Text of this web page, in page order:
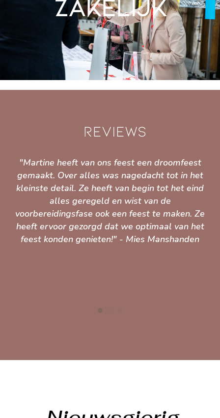
Zakelijk
Reviews
"Martine heeft van ons feest een droomfeest
gemaakt. Over alles was nagedacht tot in het
kleinste detail. Ze heeft van begin tot het eind
alles geregeld en wist van de
voorbereidingsfase ook een feest te maken. Ze
heeft ervoor gezorgd dat we optimaal van het
feest konden genieten!" - Mies Manshanden